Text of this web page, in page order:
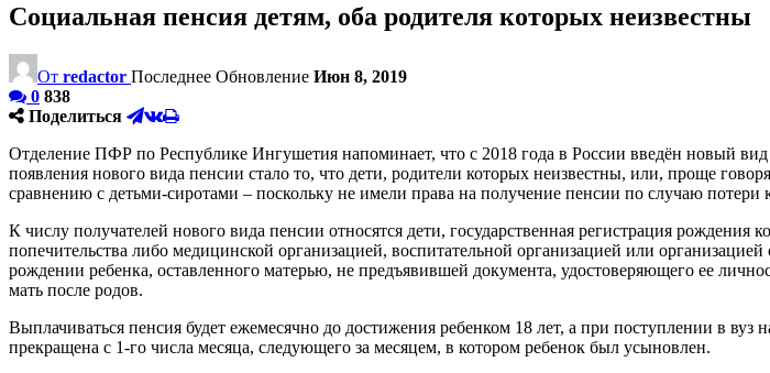
Социальная пенсия детям, оба родителя которых неизвестны
От redactor Последнее Обновление Июн 8, 2019
0 838
Поделиться
Отделение ПФР по Республике Ингушетия напоминает, что с 2018 года в России введён новый
появления нового вида пенсии стало то, что дети, родители которых неизвестны, или, проще
сравнению с детьми-сиротами – поскольку не имели права на получение пенсии по случаю
К числу получателей нового вида пенсии относятся дети, государственная регистрация
попечительства либо медицинской организацией, воспитательной организацией или
рождении ребенка, оставленного матерью, не предъявившей документа, удостоверяющего ее
мать после родов.
Выплачиваться пенсия будет ежемесячно до достижения ребенком 18 лет, а при поступлении в
прекращена с 1-го числа месяца, следующего за месяцем, в котором ребенок был усыновлен.